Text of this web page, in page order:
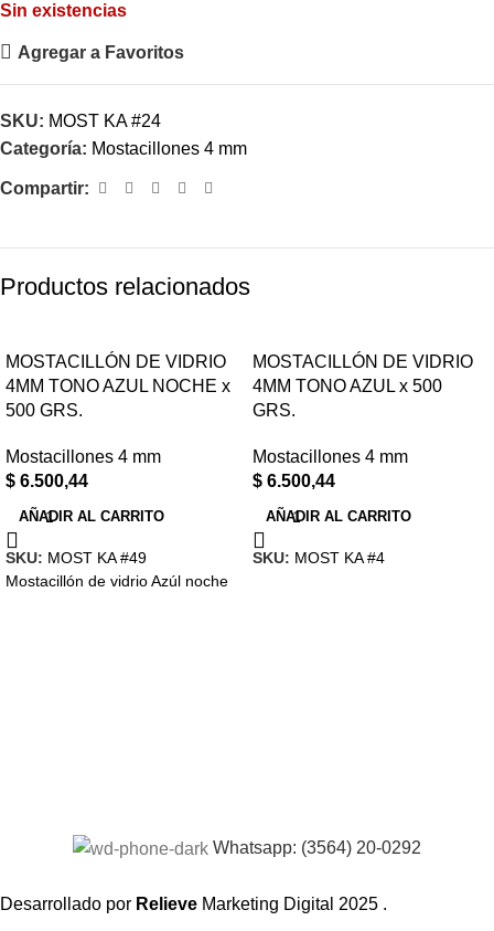
Sin existencias
Agregar a Favoritos
SKU: MOST KA #24
Categoría: Mostacillones 4 mm
Compartir:
Productos relacionados
MOSTACILLÓN DE VIDRIO
4MM TONO AZUL NOCHE x
500 GRS.
Mostacillones 4 mm
$ 6.500,44
AÑADIR AL CARRITO
SKU: MOST KA #49
Mostacillón de vidrio Azúl noche
MOSTACILLÓN DE VIDRIO
4MM TONO AZUL x 500
GRS.
Mostacillones 4 mm
$ 6.500,44
AÑADIR AL CARRITO
SKU: MOST KA #4
Whatsapp: (3564) 20-0292
Desarrollado por Relieve Marketing Digital 2025 .